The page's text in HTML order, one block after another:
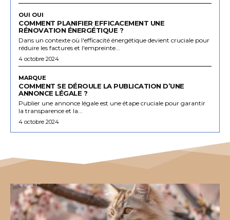
OUI OUI
COMMENT PLANIFIER EFFICACEMENT UNE
RÉNOVATION ÉNERGÉTIQUE ?
Dans un contexte où l'efficacité énergétique devient cruciale pour
réduire les factures et l'empreinte...
4 octobre 2024
MARQUE
COMMENT SE DÉROULE LA PUBLICATION D’UNE
ANNONCE LÉGALE ?
Publier une annonce légale est une étape cruciale pour garantir
la transparence et la...
4 octobre 2024